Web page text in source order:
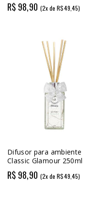
R$ 98,90 (2x de R$49,45)
Difusor para ambiente
Classic Glamour 250ml
R$ 98,90 (2x de R$49,45)